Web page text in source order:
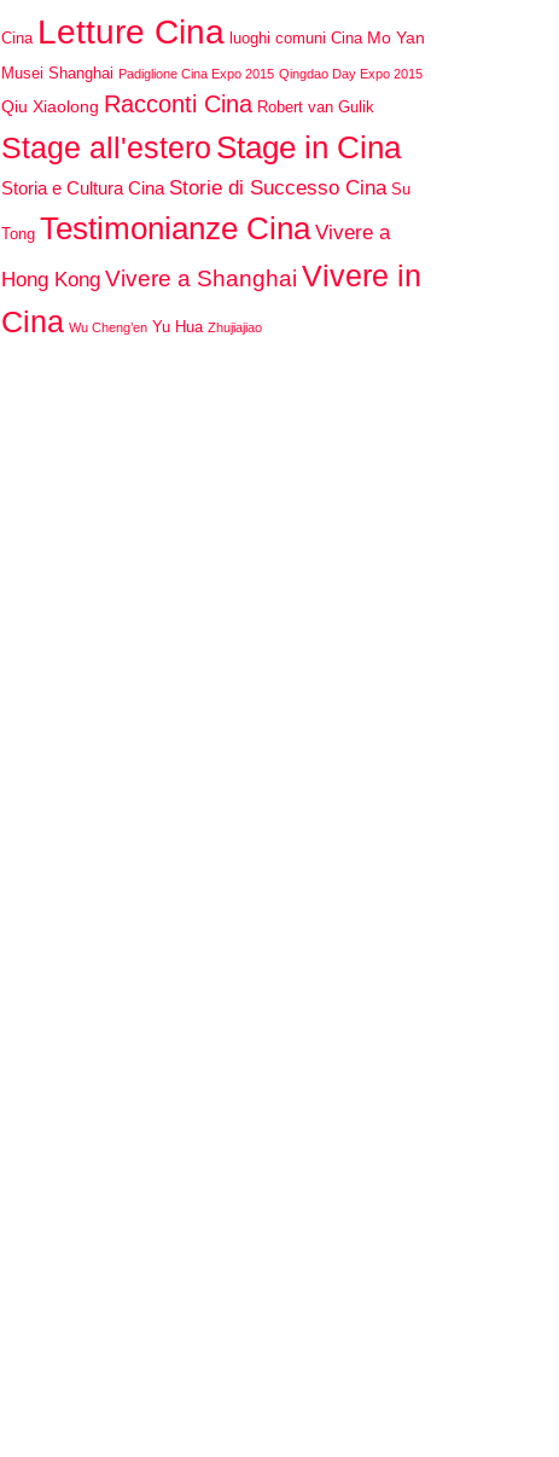
Cina Letture Cina luoghi comuni Cina Mo Yan
Musei Shanghai Padiglione Cina Expo 2015 Qingdao Day Expo 2015
Qiu Xiaolong Racconti Cina Robert van Gulik
Stage all'estero Stage in Cina
Storia e Cultura Cina Storie di Successo Cina Su
Tong Testimonianze Cina Vivere a
Hong Kong Vivere a Shanghai Vivere in
Cina Wu Cheng’en Yu Hua Zhujiajiao